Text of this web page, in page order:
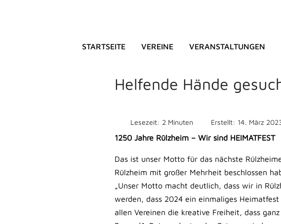
STARTSEITE VEREINE VERANSTALTUNGEN
HEIMATFEST BLOG
Helfende Hände
Lesezeit: 2 Minuten Erstellt: 14. März
1250 Jahre Rülzheim – Wir sind HEIMATFEST
Das ist unser Motto für das nächste
Rülzheim mit großer Mehrheit beschlossen
„Unser Motto macht deutlich, dass wir in
werden, dass 2024 ein einmaliges
allen Vereinen die kreative Freiheit, dass